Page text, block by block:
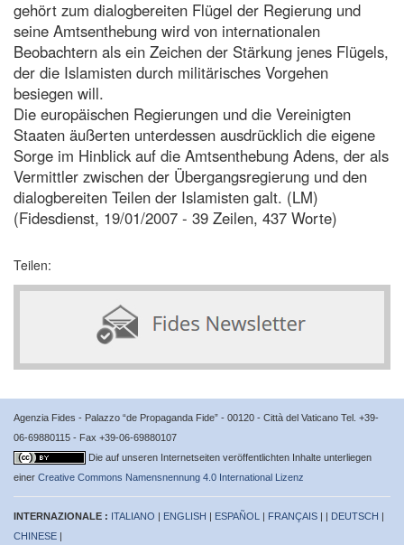
gehört zum dialogbereiten Flügel der Regierung und
seine Amtsenthebung wird von internationalen
Beobachtern als ein Zeichen der Stärkung jenes Flügels,
der die Islamisten durch militärisches Vorgehen
besiegen will.
Die europäischen Regierungen und die Vereinigten
Staaten äußerten unterdessen ausdrücklich die eigene
Sorge im Hinblick auf die Amtsenthebung Adens, der als
Vermittler zwischen der Übergangsregierung und den
dialogbereiten Teilen der Islamisten galt. (LM)
(Fidesdienst, 19/01/2007 - 39 Zeilen, 437 Worte)
Teilen:
Agenzia Fides - Palazzo “de Propaganda Fide” - 00120 - Città del Vaticano Tel. +39-
06-69880115 - Fax +39-06-69880107
Die auf unseren Internetseiten veröffentlichten Inhalte unterliegen
einer Creative Commons Namensnennung 4.0 International Lizenz
INTERNAZIONALE : ITALIANO | ENGLISH | ESPAÑOL | FRANÇAIS | | DEUTSCH |
CHINESE |